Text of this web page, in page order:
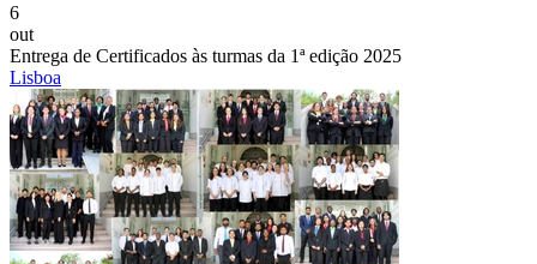
6
out
Entrega de Certificados às turmas da 1ª edição 2025
Lisboa